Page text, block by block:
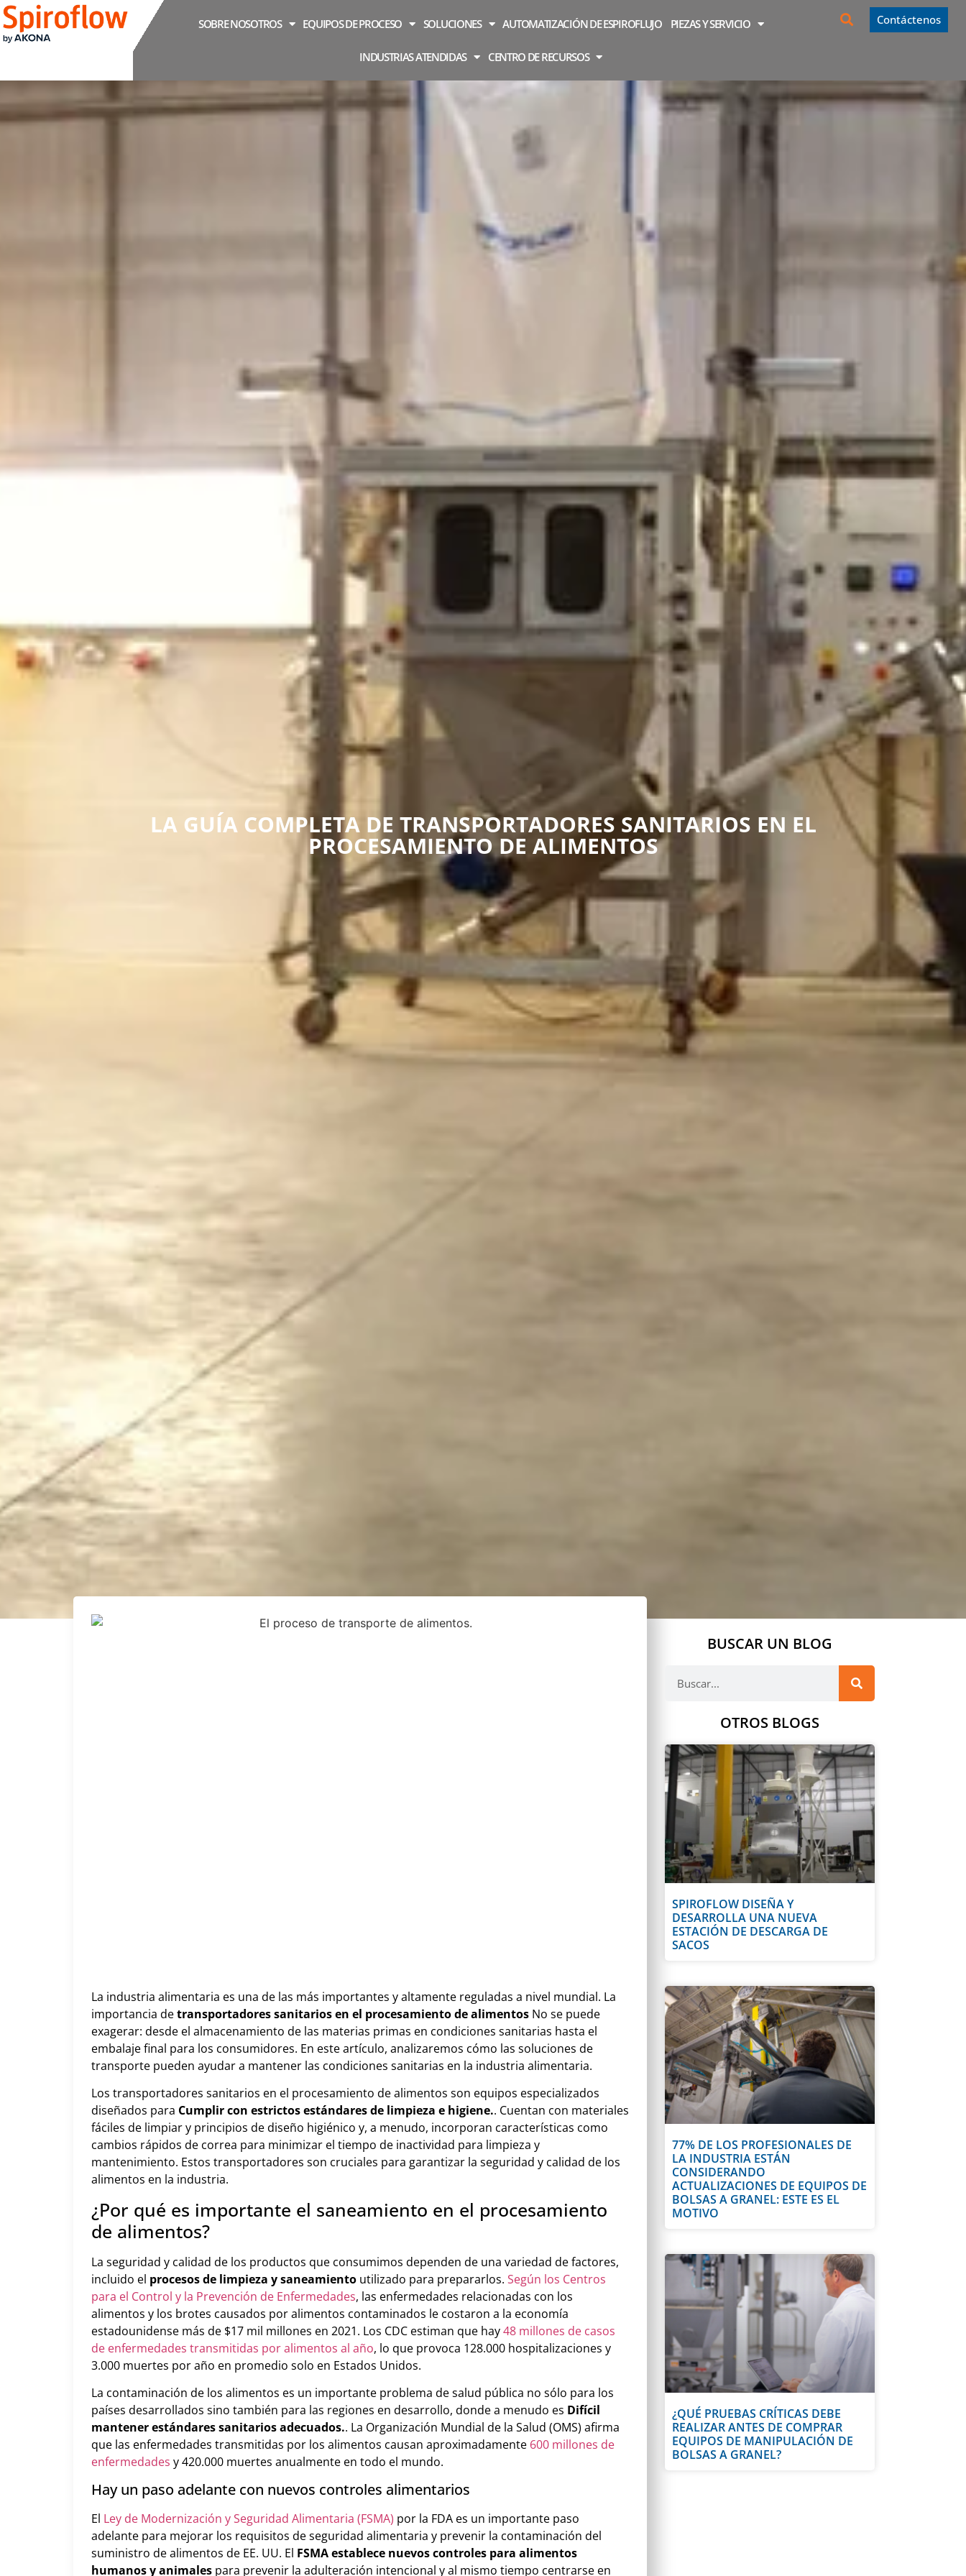
SOBRE NOSOTROS EQUIPOS DE PROCESO SOLUCIONES AUTOMATIZACIÓN DE ESPIROFLUJO PIEZAS Y SERVICIO
INDUSTRIAS ATENDIDAS CENTRO DE RECURSOS
Contáctenos
LA GUÍA COMPLETA DE TRANSPORTADORES SANITARIOS EN EL
PROCESAMIENTO DE ALIMENTOS
La industria alimentaria es una de las más importantes y altamente reguladas a nivel mundial. La
importancia detransportadores sanitarios en el procesamiento de alimentos No se puede
exagerar: desde el almacenamiento de las materias primas en condiciones sanitarias hasta el
embalaje final para los consumidores. En este artículo, analizaremos cómo las soluciones de
transporte pueden ayudar a mantener las condiciones sanitarias en la industria alimentaria.
Los transportadores sanitarios en el procesamiento de alimentos son equipos especializados
diseñados para Cumplir con estrictos estándares de limpieza e higiene.. Cuentan con materiales
fáciles de limpiar y principios de diseño higiénico y, a menudo, incorporan características como
cambios rápidos de correa para minimizar el tiempo de inactividad para limpieza y
mantenimiento. Estos transportadores son cruciales para garantizar la seguridad y calidad de los
alimentos en la industria.
¿Por qué es importante el saneamiento en el procesamiento
de alimentos?
La seguridad y calidad de los productos que consumimos dependen de una variedad de factores,
incluido el procesos de limpieza y saneamiento utilizado para prepararlos. Según los Centros
para el Control y la Prevención de Enfermedades, las enfermedades relacionadas con los
alimentos y los brotes causados por alimentos contaminados le costaron a la economía
estadounidense más de $17 mil millones en 2021. Los CDC estiman que hay48 millones de casos
de enfermedades transmitidas por alimentos al año, lo que provoca 128.000 hospitalizaciones y
3.000 muertes por año en promedio solo en Estados Unidos.
La contaminación de los alimentos es un importante problema de salud pública no sólo para los
países desarrollados sino también para las regiones en desarrollo, donde a menudo es Difícil
mantener estándares sanitarios adecuados.. La Organización Mundial de la Salud (OMS) afirma
que las enfermedades transmitidas por los alimentos causan aproximadamente 600 millones de
enfermedades y 420.000 muertes anualmente en todo el mundo.
Hay un paso adelante con nuevos controles alimentarios
El Ley de Modernización y Seguridad Alimentaria (FSMA) por la FDA es un importante paso
adelante para mejorar los requisitos de seguridad alimentaria y prevenir la contaminación del
suministro de alimentos de EE. UU. El FSMA establece nuevos controles para alimentos
humanos y animales para prevenir la adulteración intencional y al mismo tiempo centrarse en
BUSCAR UN BLOG
OTROS BLOGS
SPIROFLOW DISEÑA Y
DESARROLLA UNA NUEVA
ESTACIÓN DE DESCARGA DE
SACOS
77% DE LOS PROFESIONALES DE
LA INDUSTRIA ESTÁN
CONSIDERANDO
ACTUALIZACIONES DE EQUIPOS DE
BOLSAS A GRANEL: ESTE ES EL
MOTIVO
¿QUÉ PRUEBAS CRÍTICAS DEBE
REALIZAR ANTES DE COMPRAR
EQUIPOS DE MANIPULACIÓN DE
BOLSAS A GRANEL?